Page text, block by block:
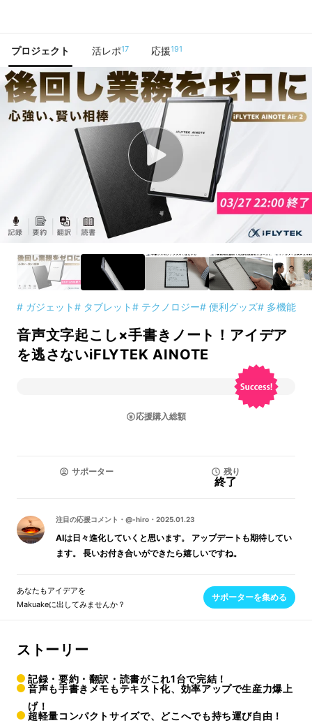
プロジェクト 活レポ17 応援191
# ガジェット# タブレット# テクノロジー# 便利グッズ# 多機能
音声文字起こし×手書きノート！アイデア
を逃さないiFLYTEK AINOTE
応援購入総額
サポーター 残り
終了
注目の応援コメント ・ @-hiro ・ 2025.01.23
AIは日々進化していくと思います。 アップデートも期待してい
ます。 長いお付き合いができたら嬉しいですね。
あなたもアイデアを
Makuakeに出してみませんか？
サポーターを集める
ストーリー
記録・要約・翻訳・読書がこれ1台で完結！
音声も手書きメモもテキスト化、効率アップで生産力爆上
げ！
超軽量コンパクトサイズで、どこへでも持ち運び自由！